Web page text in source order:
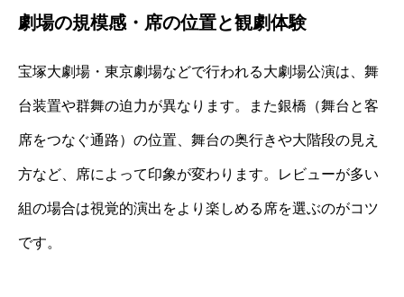
劇場の規模感・席の位置と観劇体験
宝塚大劇場・東京劇場などで行われる大劇場公演は、舞
台装置や群舞の迫力が異なります。また銀橋（舞台と客
席をつなぐ通路）の位置、舞台の奥行きや大階段の見え
方など、席によって印象が変わります。レビューが多い
組の場合は視覚的演出をより楽しめる席を選ぶのがコツ
です。